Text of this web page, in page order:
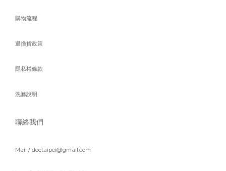
購物流程
退換貨政策
隱私權條款
洗滌說明
聯絡我們
Mail / doetaipei@gmail.com